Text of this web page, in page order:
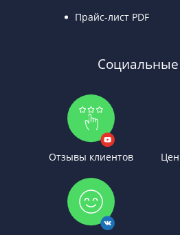
Прайс-лист PDF
Социальные
Отзывы клиентов